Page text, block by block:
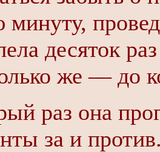
минуту,
десяток
же — до
раз она
за и